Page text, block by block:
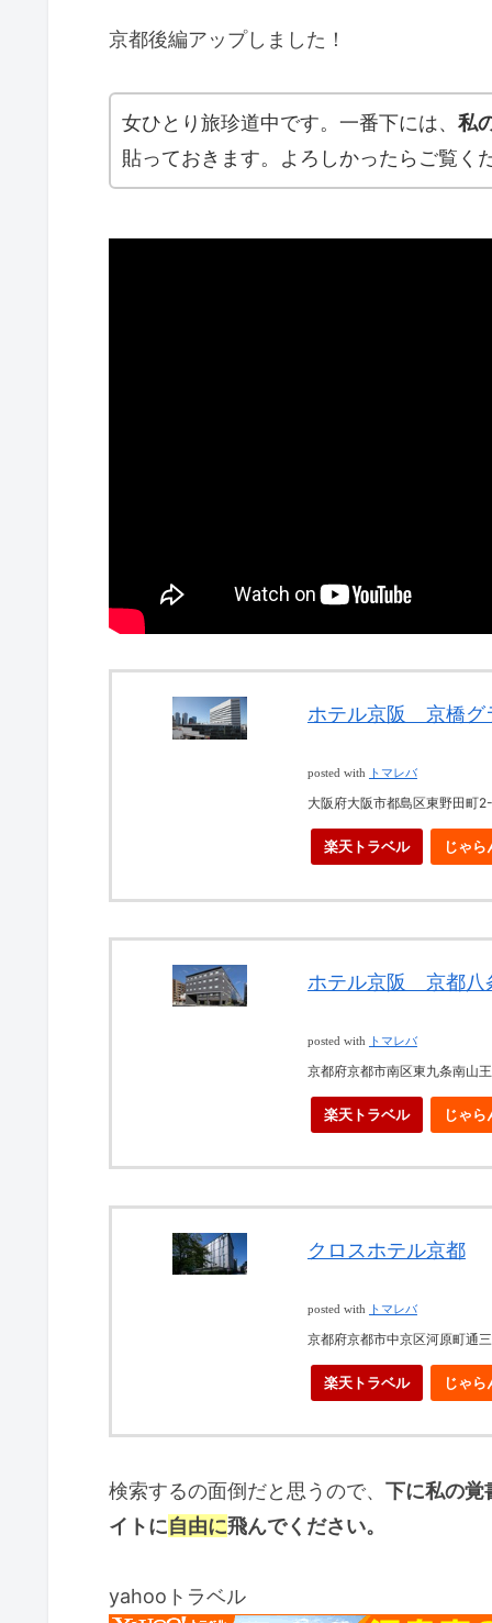
京都後編アップしました！
女ひとり旅珍道中です。一番下には、 私
貼っておきます。よろしかったらご覧く
ホテル京阪 京橋グ
posted with トマレバ
大阪府大阪市都島区東野田町
楽天トラベル じゃら
ホテル京阪 京都八
posted with トマレバ
京都府京都市南区東九条南山
楽天トラベル じゃら
クロスホテル京都
posted with トマレバ
京都府京都市中京区河原町通
楽天トラベル じゃら
検索するの面倒だと思うので、 下に私の覚
イトに自由に飛んでください。
yahooトラベル